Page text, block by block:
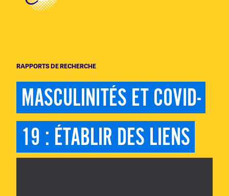
RAPPORTS DE RECHERCHE
MASCULINITÉS ET COVID-
19 : ÉTABLIR DES LIENS